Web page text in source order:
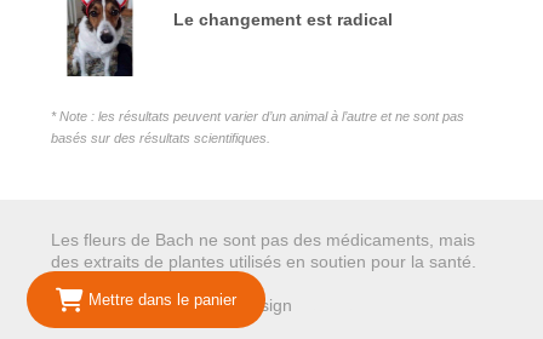
Mettre dans le panier
Le changement est radical
* Note : les résultats peuvent varier d’un animal à l’autre et ne sont pas
basés sur des résultats scientifiques.
Les fleurs de Bach ne sont pas des médicaments, mais
des extraits de plantes utilisés en soutien pour la santé.
© 2026 Mariepure - Webdesign